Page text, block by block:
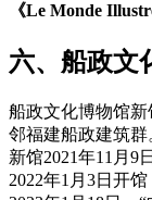
《Le Monde
六、船政文
船政文化博物馆
邻福建船政建筑群
新馆2021年11月9
2022年1月3日开